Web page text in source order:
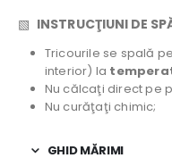
▧ INSTRUCŢIUNI DE
Tricourile se spală
interior) la
Nu călcaţi direct pe
Nu curăţaţi chimic;
GHID MĂRIMI